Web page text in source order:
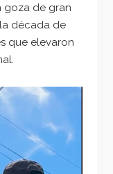
goza de gran
década de
que elevaron